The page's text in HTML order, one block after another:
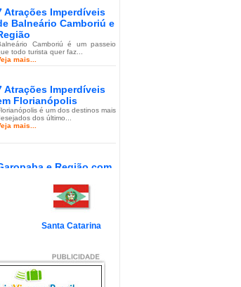
Atrações Imperdíveis
Balneário Camboriú e
Camboriú é um passeio
todo turista quer faz...
mais...
Atrações Imperdíveis
Florianópolis
é um dos destinos mais
dos último...
mais...
e Região com
Garopaba é um município de Santa
Catarina a 80 quilômetro...
mais...
com Crianças
magnífico! Assim
pode ser descrito o Litoral d...
Veja mais...
Santa Catarina